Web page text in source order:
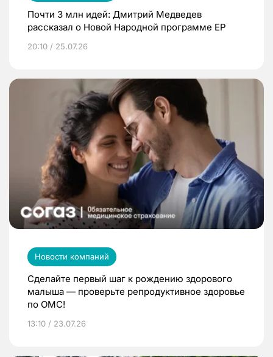
Почти 3 млн идей: Дмитрий Медведев
рассказал о Новой Народной программе ЕР
20:10 / 25.07.26
Новости компаний
Сделайте первый шаг к рождению здорового
малыша — проверьте репродуктивное здоровье
по ОМС!
13:10 / 23.07.26